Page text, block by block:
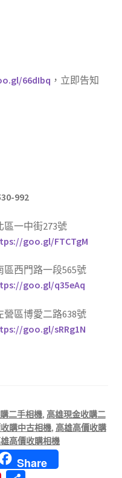
66dIbq ，立即告知
992
區一中街273號
goo.gl/FTCTgM
區西門路一段565號
goo.gl/q35eAq
營區博愛二路638號
goo.gl/sRRg1N
二手相機, 高雄現金收購二
購中古相機, 高雄高價收購
高價收購相機
Share